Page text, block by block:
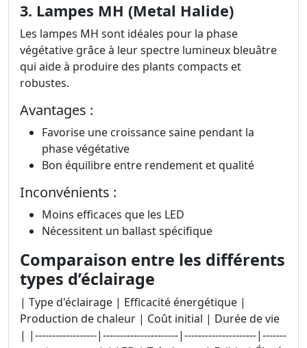
3. Lampes MH (Metal Halide)
Les lampes MH sont idéales pour la phase
végétative grâce à leur spectre lumineux bleuâtre
qui aide à produire des plants compacts et
robustes.
Avantages :
Favorise une croissance saine pendant la
phase végétative
Bon équilibre entre rendement et qualité
Inconvénients :
Moins efficaces que les LED
Nécessitent un ballast spécifique
Comparaison entre les différents
types d’éclairage
| Type d'éclairage | Efficacité énergétique |
Production de chaleur | Coût initial | Durée de vie
| |------------------|----------------------|---------------------|-------